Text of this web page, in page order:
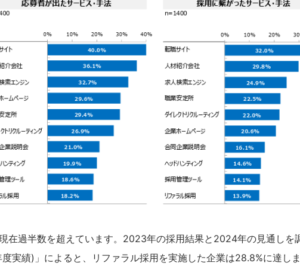
在過半数を超えています。2023年の採用結果と2024年の見通しを
実績)」によると、リファラル採用を実施した企業は28.8%に達しま